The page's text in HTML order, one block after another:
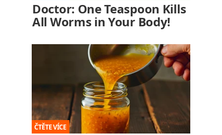
Doctor: One Teaspoon Kills
All Worms in Your Body!